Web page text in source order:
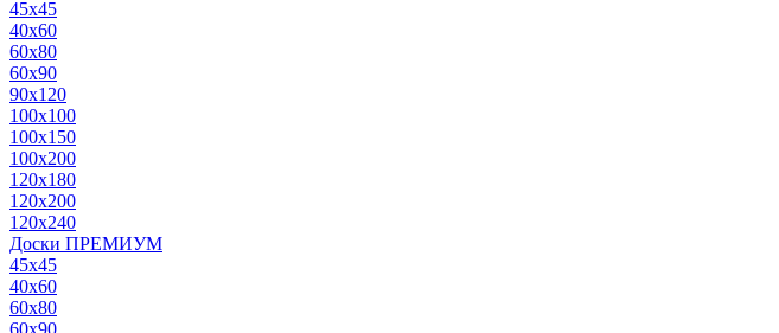
45x45
40x60
60x80
60x90
90x120
100x100
100x150
100x200
120x180
120x200
120x240
Доски ПРЕМИУМ
45x45
40x60
60x80
60x90